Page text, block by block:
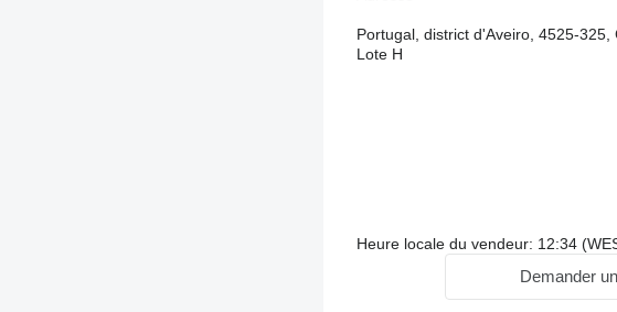
Portugal, district d'Aveiro, 4525-
Lote H
Heure locale du vendeur: 12:34
Demander